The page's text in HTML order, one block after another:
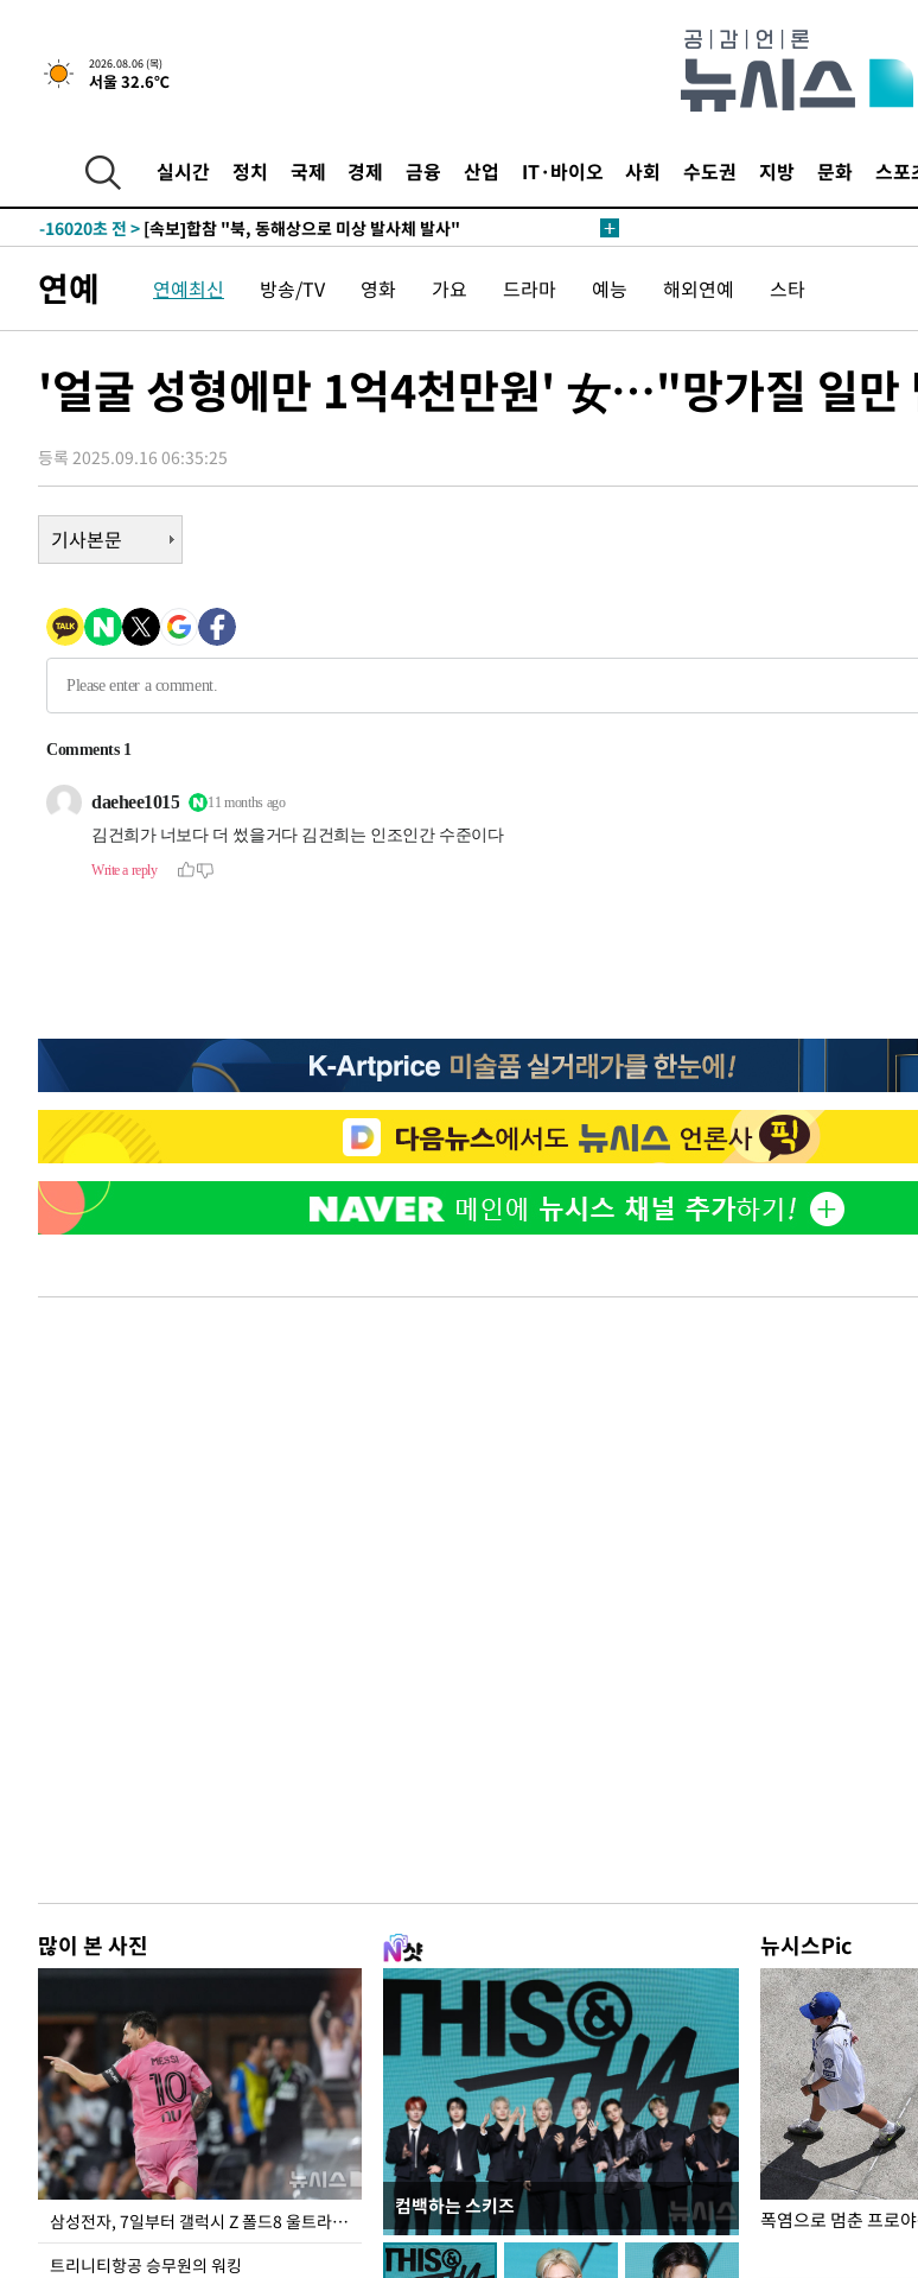
2026.08.06 (목)
서울 32.6℃
실시간 정치 국제 경제 금융 산업 IT·바이오 사회 수도권 지방 문화 스포
2시간 전 >[속보]경찰, '홍명보 선임 논란' 대한축구협회·축구회관 등 압수수색
-18436초 전 >[속보]합참 "北 발사체는 단거리탄도미사일…감시·경계태세 강
-16614초 전 >
[속보] SKT, 에이닷 서비스 장애 발생…"원인 파악 중"
-16020초 전 >
-15416초 전 > '낮 최고 39도' 불볕더위…한밤 열대야도 계속[내일날씨]
-15037초 전 >
"韓 외환시장 개입 관측 배경엔 美의 대한국 무역적자 있어"
-14864초 전 >'월드컵 탈락 후폭풍' 축구협회…초유의 압수수색에 '충격·당황'
-14266초 전 > [속보]종합특검, 대검 추가 압수수색…내란 중요임무종사 혐의
-10291초 전 >[속보]코스피, 301.88포인트(4.58%) 내린 6296.38 마감
-10156초 전 >[속보]원·달러 환율, 0.7원 내린 1423.8원 마감
-7755초 전 >
-4800초 전 >손흥민, 5경기 연속골 실패…LAFC는 승부차기 끝 과달라하라 격파
49분 전 >트럼프, 한국계 진보 주지사 후보 맹공…"공산주의가 최대 위협"
49분 전 >"美간섭에 합의 지연"…트럼프, '이란 호르무즈 통제권' 수용할까
1시간 전 >[속보]산업장관 "李정부, 원전 반대 안해…안정 전력 위해 불가피"
-18436초 전 >
화"
-18184초 전 >日방위성, 北이 동해로 쏜 발사체는 탄도미사일 가능성
-16614초 전 >[속보] SKT, 에이닷 서비스 장애 발생…"원인 파악 중"
-16020초 전 >
[속보]합참 "북, 동해상으로 미상 발사체 발사"
-14266초 전 >
[속보]종합특검, 대검 추가 압수수색…내란 중요임무종사 혐의
-10361초 전 >[속보]코스닥, 800p 회복…0.26% 오른 801.67 마감
-10291초 전 >
[속보]코스피, 301.88포인트(4.58%) 내린 6296.38 마감
-10156초 전 >[속보]원·달러 환율, 0.7원 내린 1423.8원 마감
-7755초 전 >
"여기 떨어졌다"…다누리, 스페이스X 로켓 달 충돌 흔적 포착
-4800초 전 >
손흥민, 5경기 연속골 실패…LAFC는 승부차기 끝 과달라하라 격파
49분 전 >트럼프, 한국계 진보 주지사 후보 맹공…"공산주의가 최대 위협"
연예 연예최신 방송/TV 영화 가요 드라마 예능 해외연예 스타
'얼굴 성형에만 1억4천만원' 女…"망가질 일만
등록 2025.09.16 06:35:25
기사본문
많이 본 사진
삼성전자, 7일부터 갤럭시 Z 폴드8 울트라·폴드8·플립8 출시
트리니티항공 승무원의 워킹
컴백하는 스키즈
뉴시스Pic
입추 하루 앞둔 전남광주… 열화상 카메라에 담긴
폭염
폭염으로 멈춘 프로
정
서글
2
사
3
황
도
4